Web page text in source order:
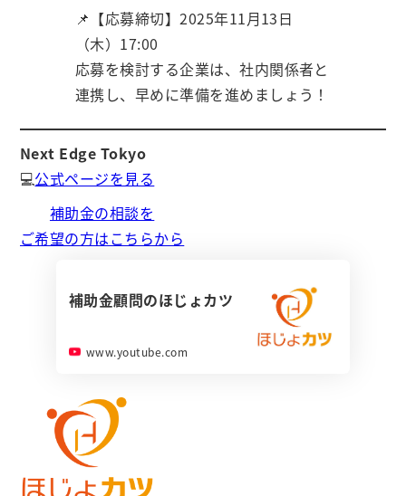
📌【応募締切】2025年11月13日
（木）17:00
応募を検討する企業は、社内関係者と
連携し、早めに準備を進めましょう！
Next Edge Tokyo
💻公式ページを見る
補助金の相談を
ご希望の方はこちらから
補助金顧問のほじょカツ
www.youtube.com